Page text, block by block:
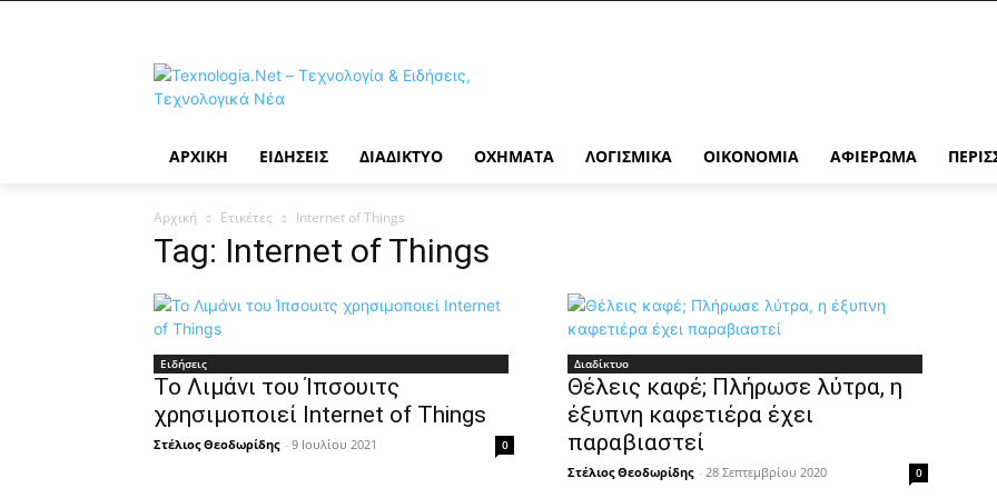
ΑΡΧΙΚΉ ΕΙΔΉΣΕΙΣ ΔΙΑΔΊΚΤΥΟ ΟΧΉΜΑΤΑ ΛΟΓΙΣΜΙΚΆ ΟΙΚΟΝΟΜΊΑ ΑΦΙΈΡΩΜΑ
Αρχική Ετικέτες Internet of Things
Tag: Internet of Things
Ειδήσεις
Το Λιμάνι του Ίπσουιτς
χρησιμοποιεί Internet of Things
Στέλιος Θεοδωρίδης - 9 Ιουλίου 2021 0
Διαδίκτυο
Θέλεις καφέ; Πλήρωσε λύτρα, η
έξυπνη καφετιέρα έχει
παραβιαστεί
Στέλιος Θεοδωρίδης - 28 Σεπτεμβρίου 2020 0